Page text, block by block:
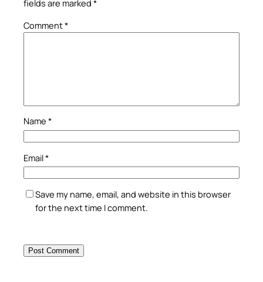
fields are marked *
Comment*
Name *
Email*
Save my name, email, and website in this browser
for the next time I comment.